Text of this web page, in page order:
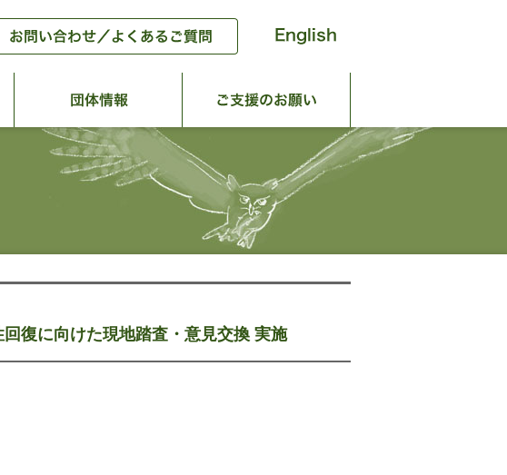
私たちの活動 団体情報
復に向けた現地踏査・意見交換 実施